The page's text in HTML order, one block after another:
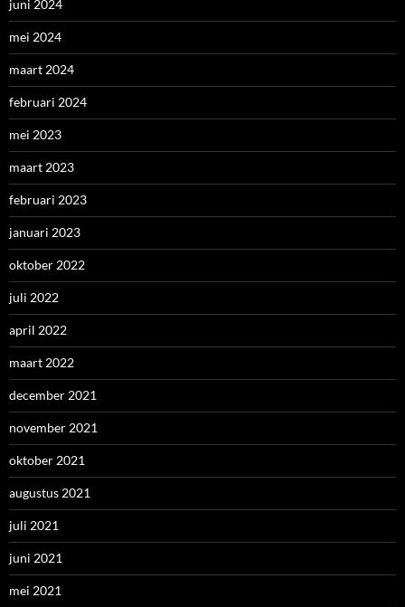
juni 2024
mei 2024
maart 2024
februari 2024
mei 2023
maart 2023
februari 2023
januari 2023
oktober 2022
juli 2022
april 2022
maart 2022
december 2021
november 2021
oktober 2021
augustus 2021
juli 2021
juni 2021
mei 2021